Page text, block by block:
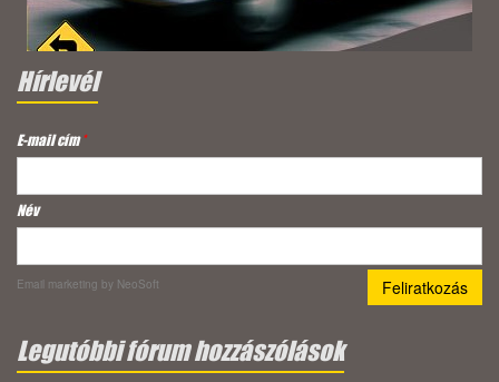
Hírlevél
E-mail cím*
Név
Email marketing by NeoSoft
Legutóbbi fórum hozzászólások